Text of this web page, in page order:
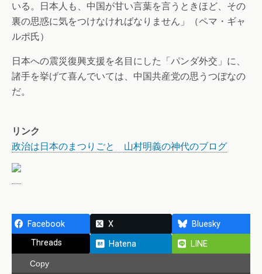
いる。日本人も、中国が甘い言葉を言うときほど、その
裏の思惑に気をつけなければなりません」（ペマ・ギャ
ルポ氏）
日本への震災復興支援を名目にした「パンダ外交」に、
諸手を挙げて喜んでいては、中国共産党の思うつぼなの
だ。
リンク
政治は日本のまつりごと 山村明義の神代のブログ
Facebook X
Bluesky
Threads
Hatena LINE
Copy